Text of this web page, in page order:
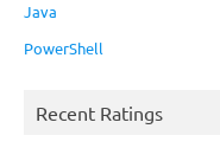
Java
PowerShell
Recent Ratings